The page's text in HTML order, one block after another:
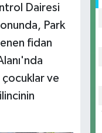
Dairesi
Park
fidan
ve